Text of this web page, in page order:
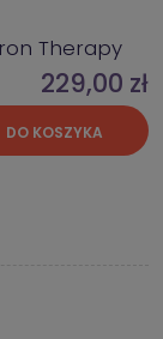
Therapy
229,00 zł
DO KOSZYKA